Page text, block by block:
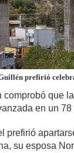
prefirió
comprobó que
en un 78
prefirió
su esposa